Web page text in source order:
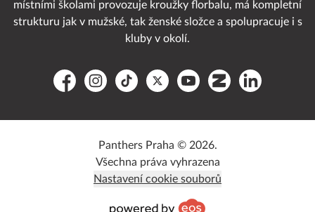
místními školami provozuje kroužky florbalu, má kompletní
strukturu jak v mužské, tak ženské složce a spolupracuje i s
kluby v okolí.
FacebookInstagram
TikTok Platform XYouTubeZoneramaLinkedIn
Panthers Praha © 2026.
Všechna práva vyhrazena
Nastavení cookie souborů